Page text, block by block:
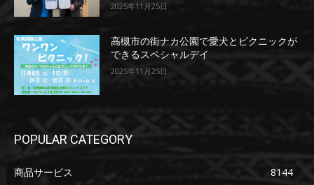
2025年11月25日
高槻市の街ナカ公園で愛犬とピクニックが
できるスペシャルデイ
2025年11月25日
POPULAR CATEGORY
商品サービス
8144